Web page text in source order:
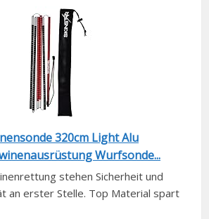
320cm Light Alu
Wurfsonde...
stehen Sicherheit und
an erster Stelle. Top Material spart